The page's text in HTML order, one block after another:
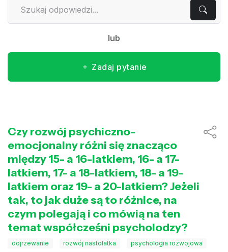
lub
Zadaj pytanie
Czy rozwój psychiczno-
emocjonalny różni się znacząco
między 15- a 16-latkiem, 16- a 17-
latkiem, 17- a 18-latkiem, 18- a 19-
latkiem oraz 19- a 20-latkiem? Jeżeli
tak, to jak duże są to różnice, na
czym polegają i co mówią na ten
temat współcześni psycholodzy?
dojrzewanie rozwój nastolatka psychologia rozwojowa